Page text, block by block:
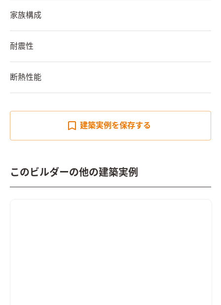
家族構成
耐震性
断熱性能
建築実例を保存する
このビルダーの他の建築実例